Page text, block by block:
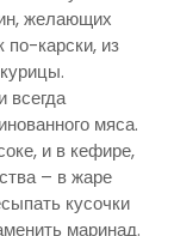
желающих
по-карски, из
всегда
мяса.
и в кефире,
– в жаре
кусочки
маринад.